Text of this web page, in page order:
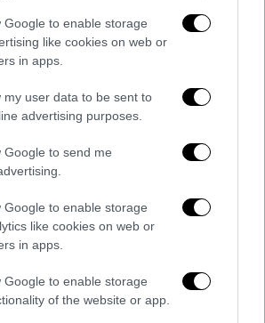
Google to enable storage
like cookies on web or
in apps.
my user data to be sent to
advertising purposes.
Google to send me
Google to enable storage
like cookies on web or
in apps.
Google to enable storage
of the website or app.
της κάλπης είναι αν θα
ή ένα ανεξέλεγκτο
αντιστάσεις
στην παραλία Κάθισμα
Μια selfie η αιτία της
Τι ανέφερε αυτόπτης
το όνομά μου στην